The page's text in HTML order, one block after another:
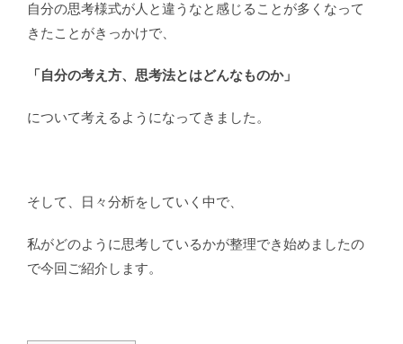
自分の思考様式が人と違うなと感じることが多くなって
きたことがきっかけで、
「自分の考え方、思考法とはどんなものか」
について考えるようになってきました。
そして、日々分析をしていく中で、
私がどのように思考しているかが整理でき始めましたの
で今回ご紹介します。